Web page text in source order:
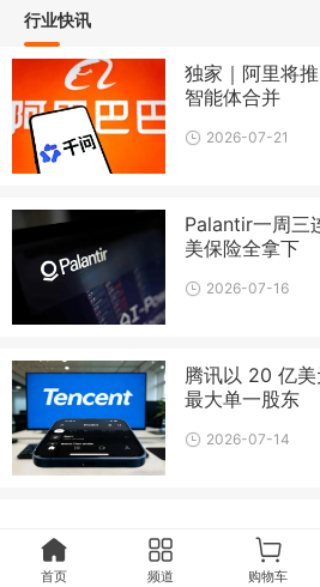
行业快讯
独家｜阿里将
智能体合并
2026-07-21
Palantir一周三
美保险全拿下
2026-07-16
腾讯以 20 亿
最大单一股东
2026-07-14
首页 频道 购物车